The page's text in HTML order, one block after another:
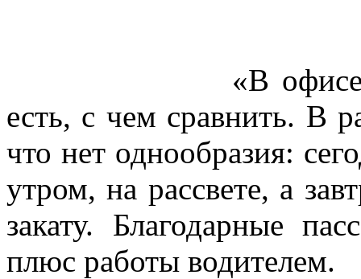
«В
есть, с чем сравнить. В
что нет однообразия:
утром, на рассвете, а
закату. Благодарные
плюс работы водителем.